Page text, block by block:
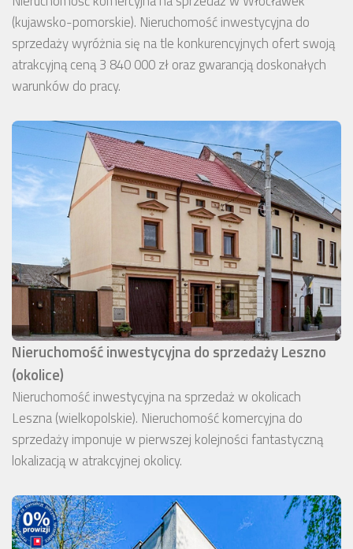
(kujawsko-pomorskie). Nieruchomość inwestycyjna do
sprzedaży wyróżnia się na tle konkurencyjnych ofert swoją
atrakcyjną ceną 3 840 000 zł oraz gwarancją doskonałych
warunków do pracy.
Nieruchomość inwestycyjna do sprzedaży Leszno
(okolice)
Nieruchomość inwestycyjna na sprzedaż w okolicach
Leszna (wielkopolskie). Nieruchomość komercyjna do
sprzedaży imponuje w pierwszej kolejności fantastyczną
lokalizacją w atrakcyjnej okolicy.